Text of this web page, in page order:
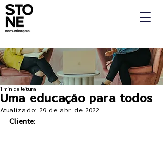
Uma educação para todos
1 min de leitura
Atualizado: 29 de abr. de 2022
Cliente: